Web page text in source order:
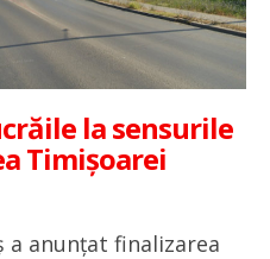
la sensurile
Timișoarei
a anunțat finalizarea